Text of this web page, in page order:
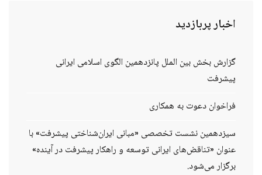
اخبارپربازدید
گزارش بخش بین الملل پانزدهمین الگوی اسلامی ایرانی
پیشرفت
فراخوان دعوت به همکاری
سیزدهمین نشست تخصصی «مبانی ایران‌شناختی پیشرفت» با
عنوان «تناقض‌های ایرانی توسعه و راهکار پیشرفت در آینده»
برگزار می‌شود.